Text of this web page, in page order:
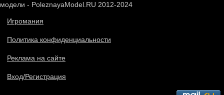
модели - PoleznayaModel.RU 2012-2024
Игромания
Политика конфиденциальности
Реклама на сайте
Вход/Регистрация